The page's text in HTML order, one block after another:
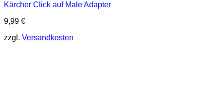
Kärcher Click auf Male Adapter
9,99 €
zzgl. Versandkosten